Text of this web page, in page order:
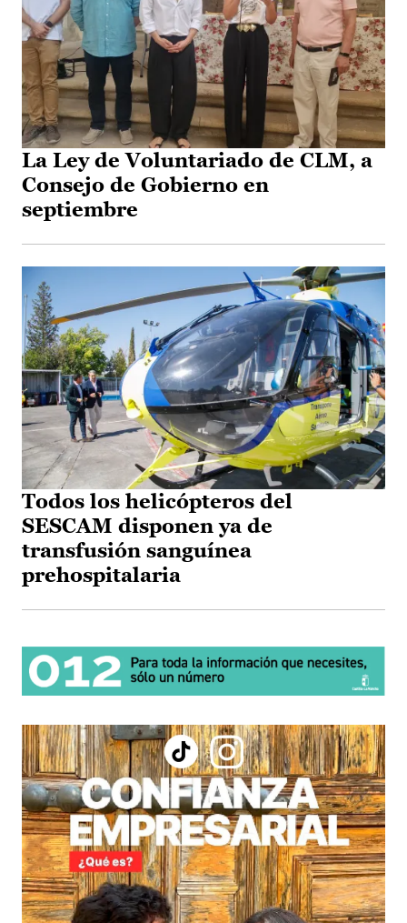
La Ley de Voluntariado de CLM, a
Consejo de Gobierno en
septiembre
Todos los helicópteros del
SESCAM disponen ya de
transfusión sanguínea
prehospitalaria